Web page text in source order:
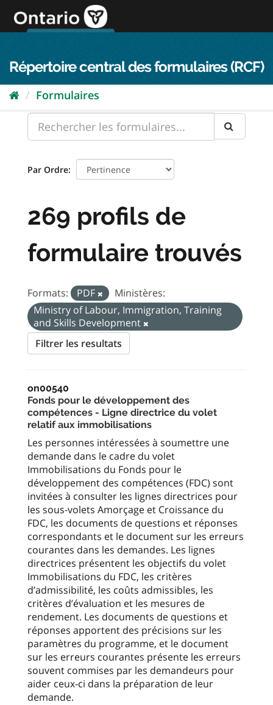
directement
au
Répertoire central des formulaires (RCF)
Formulaires
Par Ordre
269 profils de
formulaire trouvés
Formats: PDF
Ministères:
Ministry of Labour, Immigration, Training
and Skills Development
Filtrer les resultats
on00540
Fonds pour le développement des
compétences - Ligne directrice du volet
relatif aux immobilisations
Les personnes intéressées à soumettre une
demande dans le cadre du volet
Immobilisations du Fonds pour le
développement des compétences (FDC) sont
invitées à consulter les lignes directrices pour
les sous-volets Amorçage et Croissance du
FDC, les documents de questions et réponses
correspondants et le document sur les erreurs
courantes dans les demandes. Les lignes
directrices présentent les objectifs du volet
Immobilisations du FDC, les critères
d’admissibilité, les coûts admissibles, les
critères d’évaluation et les mesures de
rendement. Les documents de questions et
réponses apportent des précisions sur les
paramètres du programme, et le document
sur les erreurs courantes présente les erreurs
souvent commises par les demandeurs pour
aider ceux-ci dans la préparation de leur
demande.